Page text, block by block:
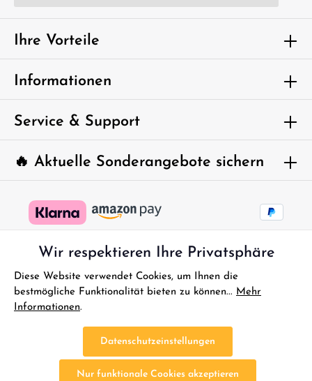
Ich habe dieDatenschutzbestimmungenzur Kenntnis
genommen und die
einverstanden.
Um weiterzugehen, geben Sie die oben
abgebildeten Zeichen ein*
🔥 Aktuelle Sonderangebote sichern
Ihre Vorteile
Informationen
Service & Support
ggf. Nachnahmegebühren, wenn nicht anders angegeben.
FAQ - Sofort Hilfe
Reklamationen
Bestellung Widerrufen Widerrufsbelehrung
Wir respektieren Ihre Privatsphäre
Diese Website verwendet Cookies, um Ihnen die
bestmögliche Funktionalität bieten zu können... Mehr
Informationen.
Datenschutzeinstellungen
Nur funktionale Cookies akzeptieren